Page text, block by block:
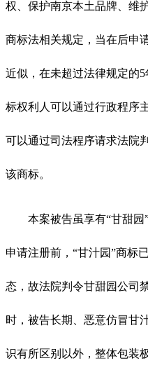
权、保护南京本土品牌、维
商标法相关规定，当在后申
近似，在未超过法律规定的
标权利人可以通过行政程序
可以通过司法程序请求法院
该商标。
本案被告虽享有“甘甜园”
申请注册前，“甘汁园”商标
态，故法院判令甘甜园公司
时，被告长期、恶意仿冒甘
识有所区别以外，整体包装